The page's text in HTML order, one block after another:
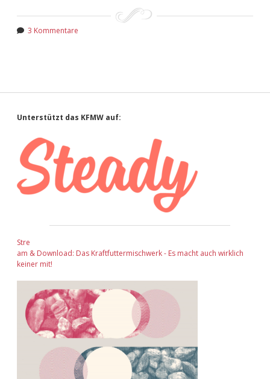
3 Kommentare
Sidebar
Unterstützt das KFMW auf:
Stre
am & Download: Das Kraftfuttermischwerk - Es macht auch wirklich
keiner mit!